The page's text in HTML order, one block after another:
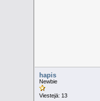
hapis
Newbie
Viestejä: 13